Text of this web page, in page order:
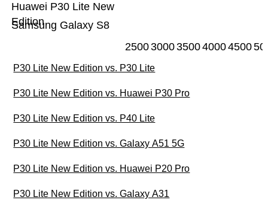
Samsung Galaxy S8
Huawei P30 Lite New
Edition
25003000350040004500
P30 Lite New Edition vs. P30 Lite
P30 Lite New Edition vs. Huawei P30 Pro
P30 Lite New Edition vs. P40 Lite
P30 Lite New Edition vs. Galaxy A51 5G
P30 Lite New Edition vs. Huawei P20 Pro
P30 Lite New Edition vs. Galaxy A31